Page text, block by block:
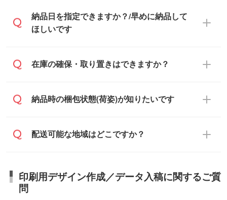
また、卒業・卒園記念品で対策委員会や個
人様からご注文いただく場合でも、お支払
い元が学校や幼稚園・保育園であれば、同
す。
でお送りします。
原本の郵送をご希望の場合は、担当スタッ
備考欄』よりお知らせください。
・印刷する場合(500個程度)
ご入金、イメージ画像の校了から約2週間
・商品のみ注文する場合(サンプル購入を含
ご入金確認後、1～2営業日で出荷いたし
ます。
納期は商品や数量、印刷方法、ご納品場
納品日を指定できますか？/早めに納品して
ほしいです
ご希望の納期がある場合は、お問い合わ
在庫状況や印刷スケジュールを確認のう
また、お急ぎで印刷をご希望の場合は、最
短5営業日で出荷可能な商品もご用意してお
商品ページにてご確認ください
在庫の確保・取り置きはできますか？
ご入金確認後に在庫を確保し、注文確定の
ださい。
納品時の梱包状態(荷姿)が知りたいです
商品によって異なります。各ページにある
います。(白箱、化粧箱、ブリスターパック
など)
配送可能な地域はどこですか？
日本全国へお届けが可能です。なお、海外
への直接納品は行っておりませんので予め
印刷用デザイン作成／データ入稿に関するご質
問